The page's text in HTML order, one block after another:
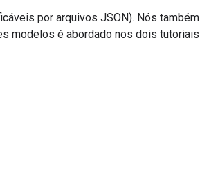
por arquivos JSON). Nós também
modelos é abordado nos dois tutoriais